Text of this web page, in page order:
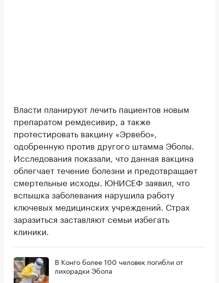
Власти планируют лечить пациентов новым
препаратом ремдесивир, а также
протестировать вакцину «Эрвебо»,
одобренную против другого штамма Эболы.
Исследования показали, что данная вакцина
облегчает течение болезни и предотвращает
смертельные исходы. ЮНИСЕФ заявил, что
вспышка заболевания нарушила работу
ключевых медицинских учреждений. Страх
заразиться заставляют семьи избегать
клиники.
В Конго более 100 человек погибли от
лихорадки Эбола